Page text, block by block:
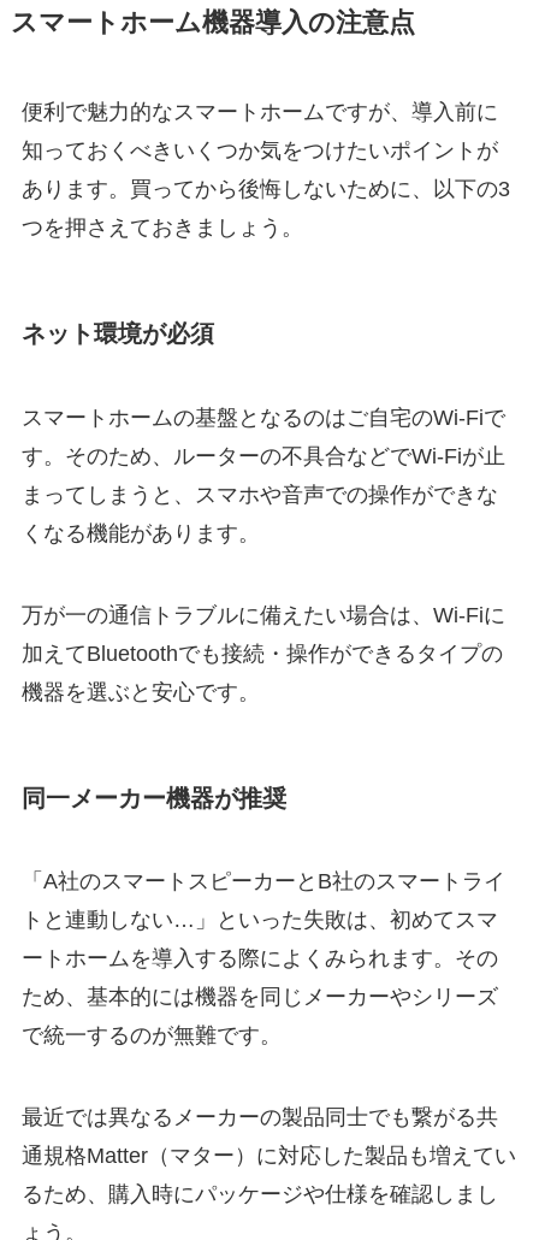
スマートホーム機器導入の注意点
便利で魅力的なスマートホームですが、導入前に
知っておくべきいくつか気をつけたいポイントが
あります。買ってから後悔しないために、以下の3
つを押さえておきましょう。
ネット環境が必須
スマートホームの基盤となるのはご自宅のWi-Fiで
す。そのため、ルーターの不具合などでWi-Fiが止
まってしまうと、スマホや音声での操作ができな
くなる機能があります。
万が一の通信トラブルに備えたい場合は、Wi-Fiに
加えてBluetoothでも接続・操作ができるタイプの
機器を選ぶと安心です。
同一メーカー機器が推奨
「A社のスマートスピーカーとB社のスマートライ
トと連動しない…」といった失敗は、初めてスマ
ートホームを導入する際によくみられます。その
ため、基本的には機器を同じメーカーやシリーズ
で統一するのが無難です。
最近では異なるメーカーの製品同士でも繋がる共
通規格Matter（マター）に対応した製品も増えてい
るため、購入時にパッケージや仕様を確認しまし
ょう。